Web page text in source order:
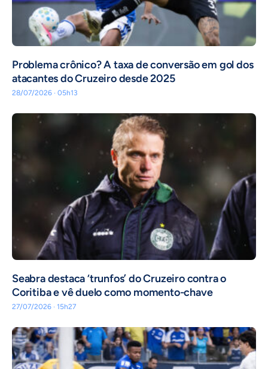
Problema crônico? A taxa de conversão em gol dos
atacantes do Cruzeiro desde 2025
28/07/2026 · 05h13
Seabra destaca ‘trunfos’ do Cruzeiro contra o
Coritiba e vê duelo como momento-chave
27/07/2026 · 15h27